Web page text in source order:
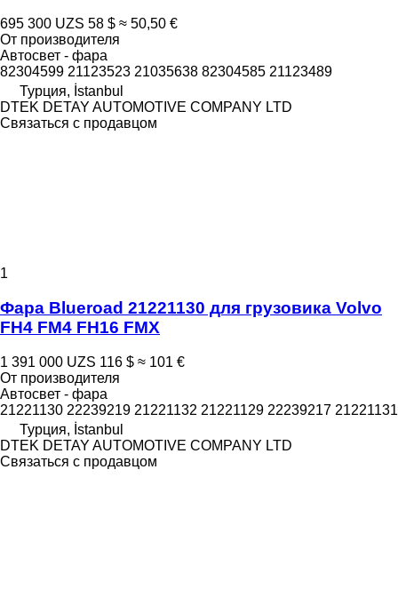
695 300 UZS 58 $ ≈ 50,50 €
От производителя
Автосвет - фара
82304599 21123523 21035638 82304585 21123489
Турция, İstanbul
DTEK DETAY AUTOMOTIVE COMPANY LTD
Связаться с продавцом
1
Фара Blueroad 21221130 для грузовика Volvo
FH4 FM4 FH16 FMX
1 391 000 UZS 116 $ ≈ 101 €
От производителя
Автосвет - фара
21221130 22239219 21221132 21221129 22239217 21221131
Турция, İstanbul
DTEK DETAY AUTOMOTIVE COMPANY LTD
Связаться с продавцом